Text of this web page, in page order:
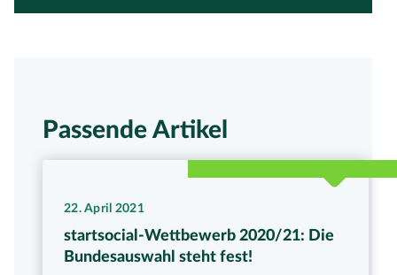
Passende Artikel
22. April 2021
startsocial-Wettbewerb 2020/21: Die
Bundesauswahl steht fest!